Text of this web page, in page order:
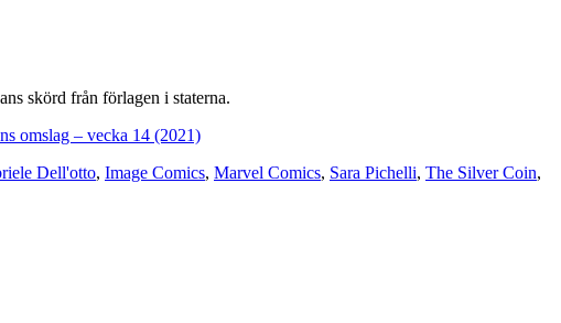
skörd från förlagen i staterna.
omslag – vecka 14 (2021)
Dell'otto, Image Comics, Marvel Comics, Sara Pichelli, The Silver Coin,